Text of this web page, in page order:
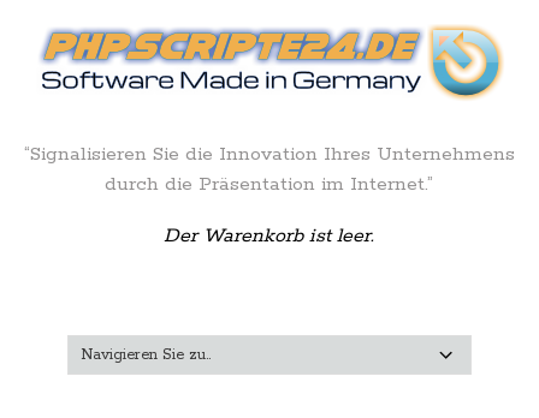
“Signalisieren Sie die Innovation Ihres Unternehmens
durch die Präsentation im Internet.”
Der Warenkorb ist leer.